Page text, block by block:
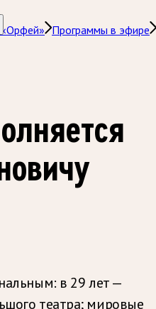
«Орфей» Программы в эфире
в 29 лет —
театра; мировые